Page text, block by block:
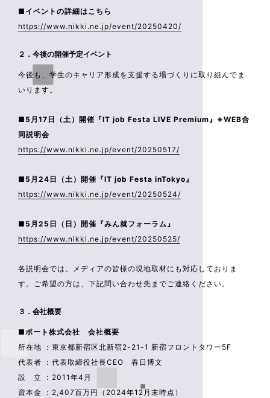
■イベントの詳細はこちら
https://www.nikki.ne.jp/event/20250420/
２．今後の開催予定イベント
今後も、学生のキャリア形成を支援する場づくりに取り組んでま
いります。
■5月17日（土）開催『IT job Festa LIVE Premium』※WEB合
同説明会
https://www.nikki.ne.jp/event/20250517/
■5月24日（土）開催『IT job Festa inTokyo』
https://www.nikki.ne.jp/event/20250524/
■5月25日（日）開催『みん就フォーラム』
https://www.nikki.ne.jp/event/20250525/
各説明会では、メディアの皆様の現地取材にも対応しておりま
す。ご希望の方は、下記問い合わせ先までご連絡ください。
３．会社概要
■ポート株式会社 会社概要
所在地 ：東京都新宿区北新宿2-21-1 新宿フロントタワー5F
代表者 ：代表取締役社長CEO 春日博文
設 立 ：2011年4月
資本金 ：2,407百万円（2024年12月末時点）